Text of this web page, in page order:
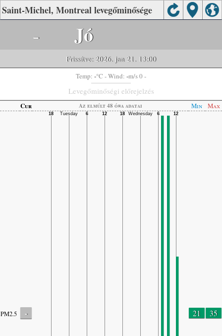
Saint-Michel, Montreal levegőminősége
- Jó
Frissítve: 2026. jan 21. 13:00
Temp: -°C - Wind: -m/s 0 -
Levegőminőségi előrejelzés
Cur Az elmúlt 48 óra adatai Min Max
PM2.5 - 21 35